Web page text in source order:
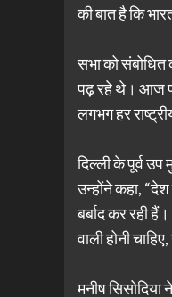
की बात है कि
सभा को संबोधित
पढ़ रहे थे। आज
लगभग हर
दिल्ली के पूर्व उप
उन्होंने कहा, “देश
बर्बाद कर रही
वाली होनी
मनीष सिसोदिया